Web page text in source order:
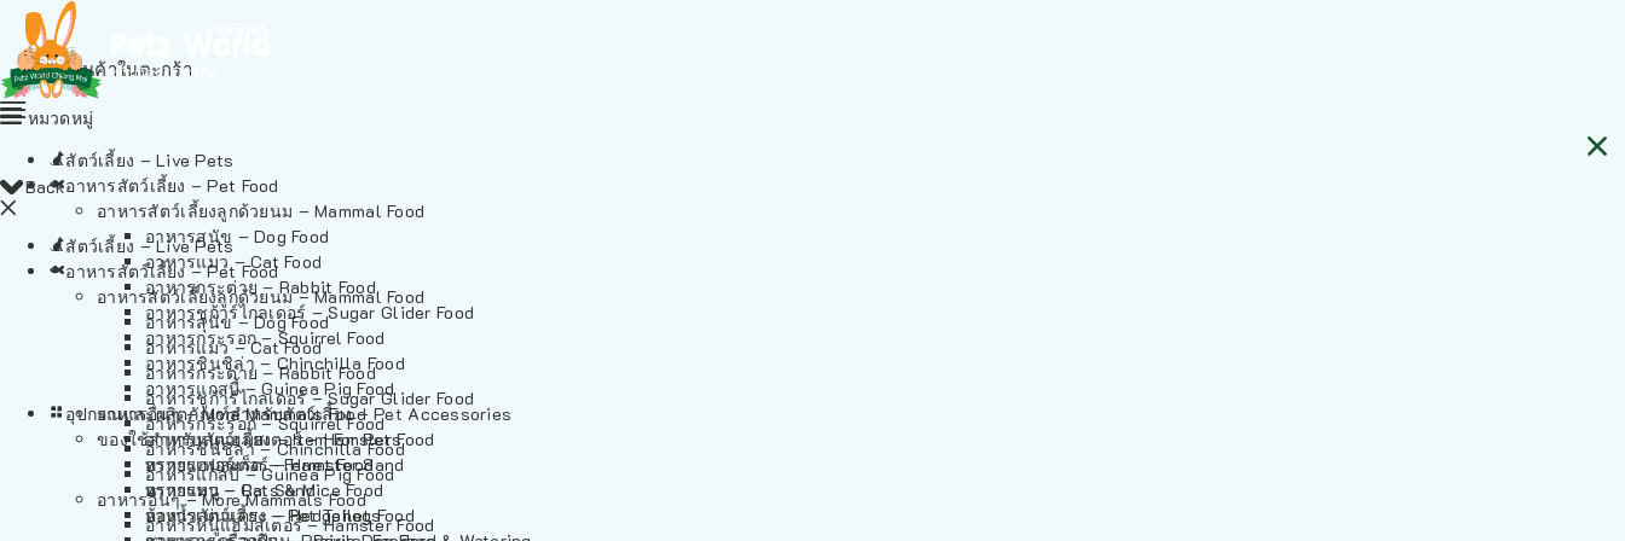
ไม่มีสินค้าในตะกร้า
Back
สัตว์เลี้ยง – Live Pets
อาหารสัตว์เลี้ยง – Pet Food
อาหารสัตว์เลี้ยงลูกด้วยนม – Mammal Food
อาหารสุนัข – Dog Food
อาหารแมว – Cat Food
อาหารกระต่าย – Rabbit Food
อาหารชูก้าร์ไกลเดอร์ – Sugar Glider Food
อาหารกระรอก – Squirrel Food
อาหารชินชิล่า – Chinchilla Food
อาหารแกสบี้ – Guinea Pig Food
อาหารอื่นๆ – More Mammals Food
อาหารหนูแฮมสเตอร์ – Hamster Food
หมวดหมู่
สัตว์เลี้ยง – Live Pets
อาหารสัตว์เลี้ยง – Pet Food
อาหารสัตว์เลี้ยงลูกด้วยนม – Mammal Food
อาหารสุนัข – Dog Food
อาหารแมว – Cat Food
อาหารกระต่าย – Rabbit Food
อาหารชูก้าร์ไกลเดอร์ – Sugar Glider Food
อาหารกระรอก – Squirrel Food
อาหารชินชิล่า – Chinchilla Food
อาหารแกสบี้ – Guinea Pig Food
อาหารอื่นๆ – More Mammals Food
อาหารหนูแฮมสเตอร์ – Hamster Food
อาหารเฟอร์เร็ต – Ferret Food
อาหารหนู – Rats & Mice Food
อาหารเม่นแคระ – Hedgehog Food
อุปกรณและผลิตภัณฑ์สำหรับสัตว์เลี้ยง – Pet Accessories
ของใช้สำหรับสัตว์เลี้ยง – Item For Pets
ทรายแฮมสเตอร์ – Hamster Sand
ทรายแมว – Cat Sand
ห้องน้ำสัตว์เลี้ยง – Pet Toilets